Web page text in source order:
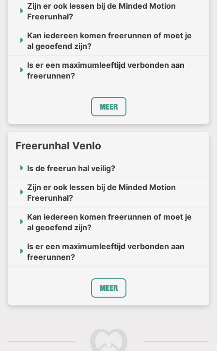
Zijn er ook lessen bij de Minded Motion
Freerunhal?
Kan iedereen komen freerunnen of moet je
al geoefend zijn?
Is er een maximumleeftijd verbonden aan
freerunnen?
Meer
Freerunhal Venlo
Is de freerun hal veilig?
Zijn er ook lessen bij de Minded Motion
Freerunhal?
Kan iedereen komen freerunnen of moet je
al geoefend zijn?
Is er een maximumleeftijd verbonden aan
freerunnen?
Meer